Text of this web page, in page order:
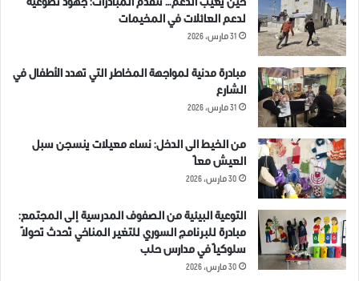
حين يغيب الدعم… تتقدّم المبادرات: جهود تطوعية
لدعم العائلات في المخيمات
31 مارس، 2026
مبادرة مدنية لمواجهة المخاطر التي تهدد الأطفال في
الشارع
31 مارس، 2026
من الخيط الى الدخل: نساء معيلات ينسجن سبل
العيش معاً
30 مارس، 2026
التوعية البيئية من الصفوف المدرسية إلى المجتمع:
مبادرة للبرنامج السوري للتغير المناخي تُحدث تحولاً
سلوكياً في مدارس حلب
30 مارس، 2026